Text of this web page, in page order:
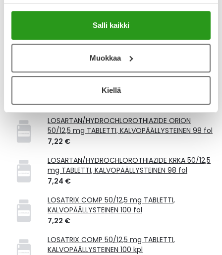
Salli kaikki
Muokkaa
Kiellä
Tämä tuote ei ole Kela-korvattava. Reseptin
toimitusmaksu 2,46 € lisätään tuotteen hintaan.
LOSARTAN/HYDROCHLOROTHIAZIDE ORION
50/12,5 mg TABLETTI, KALVOPÄÄLLYSTEINEN 98 fol
7,22 €
LOSARTAN/HYDROCHLOROTHIAZIDE KRKA 50/12,5
mg TABLETTI, KALVOPÄÄLLYSTEINEN 98 fol
7,24 €
LOSATRIX COMP 50/12,5 mg TABLETTI,
KALVOPÄÄLLYSTEINEN 100 fol
7,22 €
LOSATRIX COMP 50/12,5 mg TABLETTI,
KALVOPÄÄLLYSTEINEN 100 kpl